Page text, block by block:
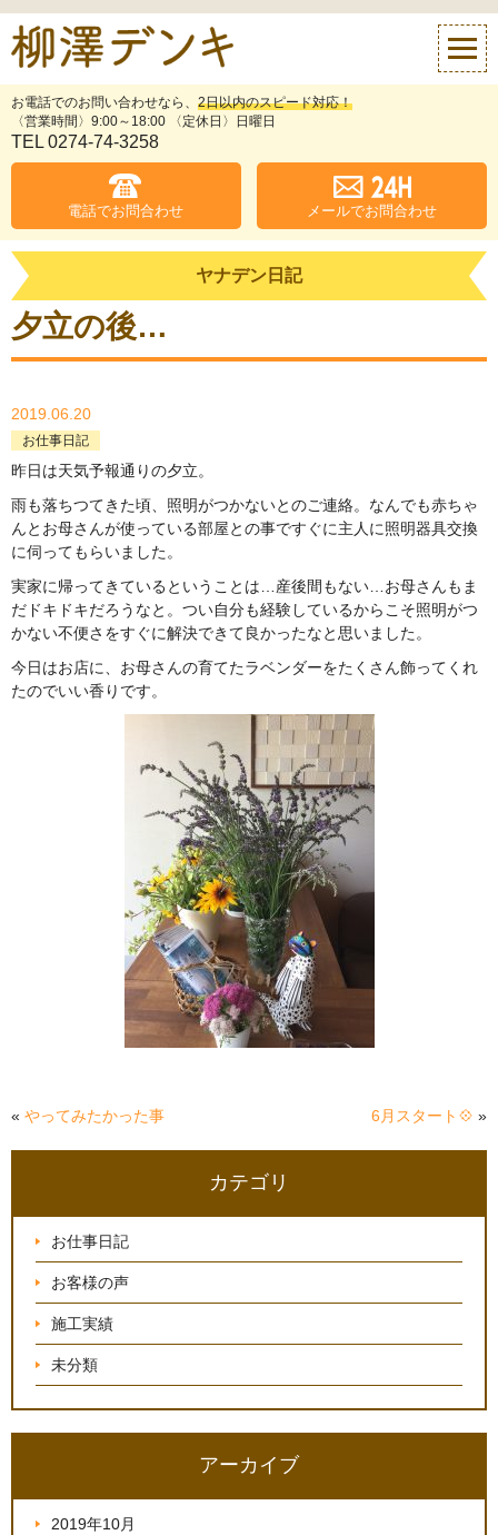
お電話でのお問い合わせなら、 2日以内のスピード対応！
〈営業時間〉9:00～18:00 〈定休日〉日曜日
TEL 0274-74-3258
電話でお問合わせ メールでお問合わせ
ヤナデン日記
夕立の後…
2019.06.20
お仕事日記
昨日は天気予報通りの夕立。
雨も落ちつてきた頃、照明がつかないとのご連絡。なんでも赤ちゃ
んとお母さんが使っている部屋との事ですぐに主人に照明器具交換
に伺ってもらいました。
実家に帰ってきているということは…産後間もない…お母さんもま
だドキドキだろうなと。つい自分も経験しているからこそ照明がつ
かない不便さをすぐに解決できて良かったなと思いました。
今日はお店に、お母さんの育てたラベンダーをたくさん飾ってくれ
たのでいい香りです。
« やってみたかった事 6月スタート💠 »
カテゴリ
お仕事日記
お客様の声
施工実績
未分類
アーカイブ
2019年10月